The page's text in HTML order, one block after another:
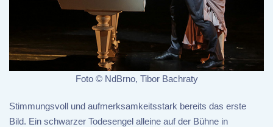
Foto © NdBrno, Tibor Bachraty
Stimmungsvoll und aufmerksamkeitsstark bereits das erste
Bild. Ein schwarzer Todesengel alleine auf der Bühne in